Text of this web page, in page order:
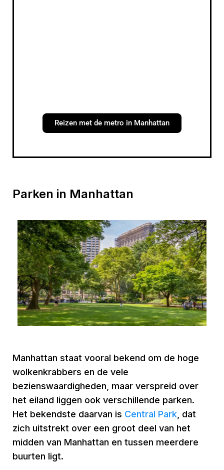
Reizen met de metro in Manhattan
Parken in Manhattan
Manhattan staat vooral bekend om de hoge
wolkenkrabbers en de vele
bezienswaardigheden, maar verspreid over
het eiland liggen ook verschillende parken.
Het bekendste daarvan is Central Park , dat
zich uitstrekt over een groot deel van het
midden van Manhattan en tussen meerdere
buurten ligt.